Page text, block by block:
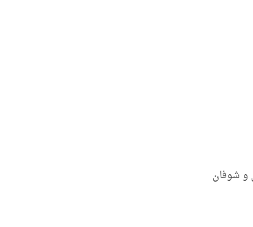
و شوفان